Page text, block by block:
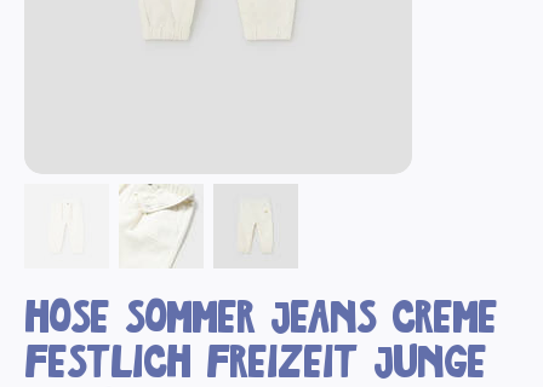
Hose Sommer Jeans creme
Festlich Freizeit Junge